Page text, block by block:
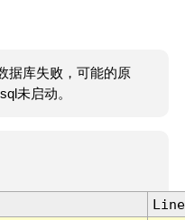
据库失败，可能的原
未启动。
Line